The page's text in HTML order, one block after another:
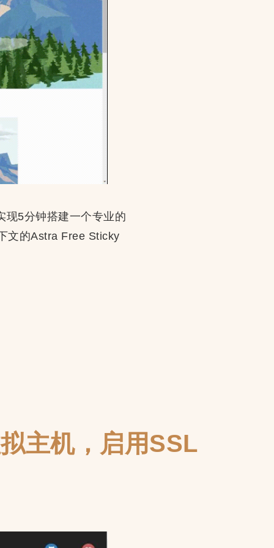
现5分钟搭建一个专业的
文的Astra Free Sticky
主机，启用SSL